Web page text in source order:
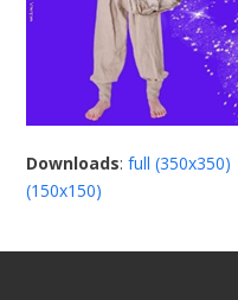
Downloads:full (350x350)
(150x150)